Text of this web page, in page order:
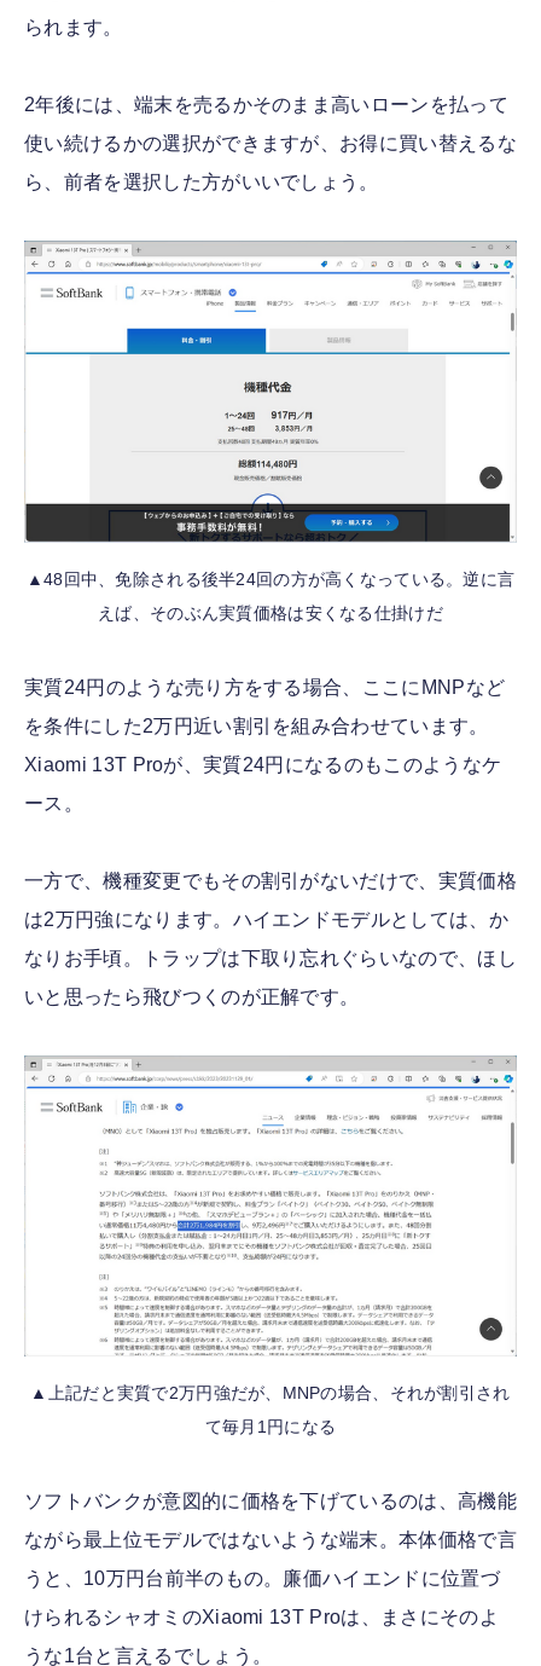
られます。
2年後には、端末を売るかそのまま高いローンを払って
使い続けるかの選択ができますが、お得に買い替えるな
ら、前者を選択した方がいいでしょう。
▲48回中、免除される後半24回の方が高くなっている。逆に言
えば、そのぶん実質価格は安くなる仕掛けだ
実質24円のような売り方をする場合、ここにMNPなど
を条件にした2万円近い割引を組み合わせています。
Xiaomi 13T Proが、実質24円になるのもこのようなケ
ース。
一方で、機種変更でもその割引がないだけで、実質価格
は2万円強になります。ハイエンドモデルとしては、か
なりお手頃。トラップは下取り忘れぐらいなので、ほし
いと思ったら飛びつくのが正解です。
▲上記だと実質で2万円強だが、MNPの場合、それが割引され
て毎月1円になる
ソフトバンクが意図的に価格を下げているのは、高機能
ながら最上位モデルではないような端末。本体価格で言
うと、10万円台前半のもの。廉価ハイエンドに位置づ
けられるシャオミのXiaomi 13T Proは、まさにそのよ
うな1台と言えるでしょう。